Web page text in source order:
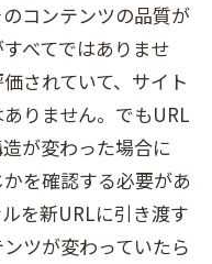
コンテンツの品質が
べてではありませ
されていて、サイト
りません。でもURL
が変わった場合に
を確認する必要があ
を新URLに引き渡す
ツが変わっていたら